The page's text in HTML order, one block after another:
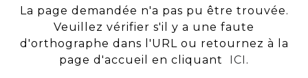
La page demandée n'a pas pu être trouvée.
Veuillez vérifier s'il y a une faute
d'orthographe dans l'URL ou retournez à la
page d'accueil en cliquant
ICI .